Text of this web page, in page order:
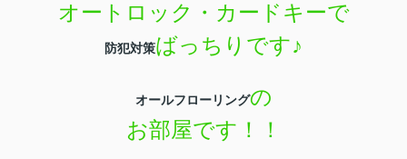
オートロック・カードキーで
防犯対策ばっちりです♪
オールフローリングの
お部屋です！！